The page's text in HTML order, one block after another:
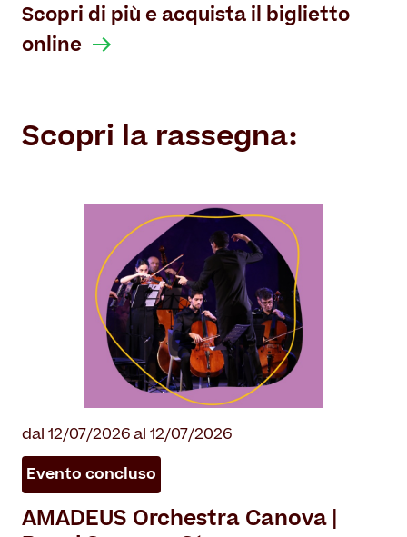
Scopri di più e acquista il biglietto
online
Scopri la rassegna:
dal 12/07/2026 al 12/07/2026
Evento concluso
AMADEUS Orchestra Canova |